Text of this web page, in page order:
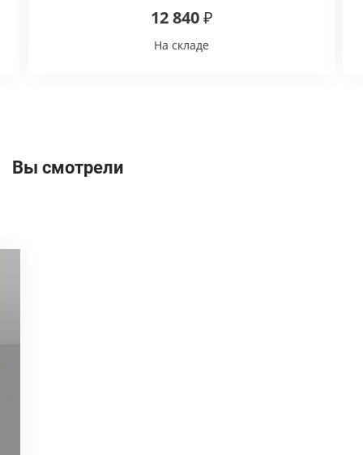
12 840 ₽
На складе
Вы смотрели